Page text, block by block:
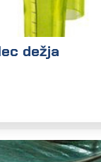
dežja